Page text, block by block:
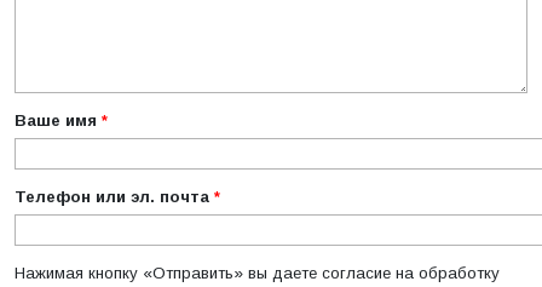
Ваше имя *
Телефон или эл. почта *
Нажимая кнопку «Отправить» вы даете согласие на обработку